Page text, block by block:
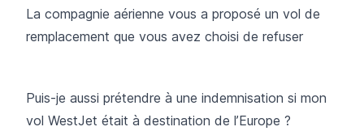
La compagnie aérienne vous a proposé un vol de
remplacement que vous avez choisi de refuser
Puis-je aussi prétendre à une indemnisation si mon
vol WestJet était à destination de l’Europe ?